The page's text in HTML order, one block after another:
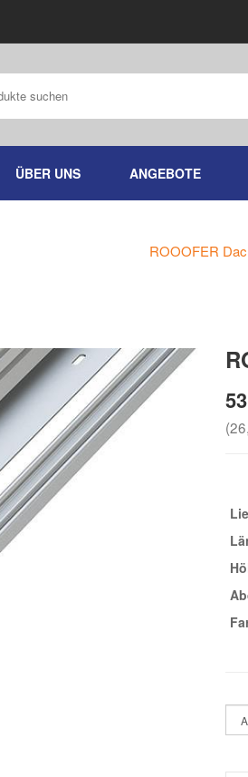
ÜBER UNS ANGEBOTE
ROOOFER